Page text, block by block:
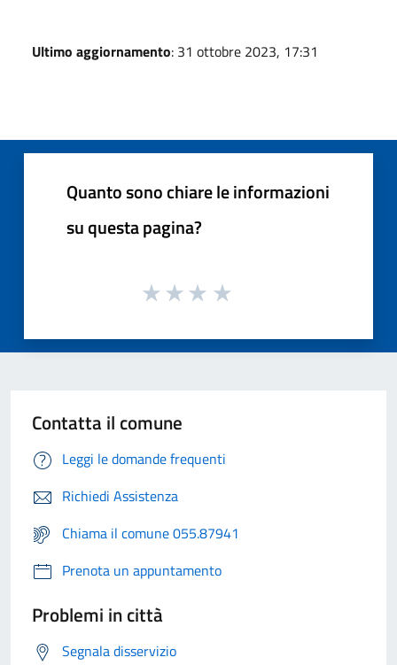
Ultimo aggiornamento: 31 ottobre 2023, 17:31
Quanto sono chiare le informazioni
su questa pagina?
Contatta il comune
Leggi le domande frequenti
Richiedi Assistenza
Chiama il comune 055.87941
Prenota un appuntamento
Problemi in città
Segnala disservizio